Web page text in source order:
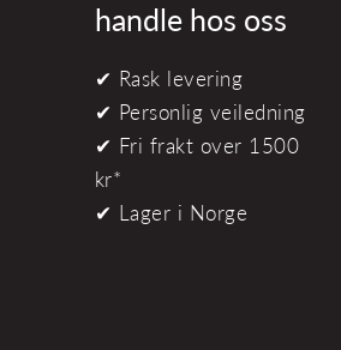
handle hos oss
✔ Rask levering
✔ Personlig veiledning
✔ Fri frakt over 1500
kr*
✔ Lager i Norge